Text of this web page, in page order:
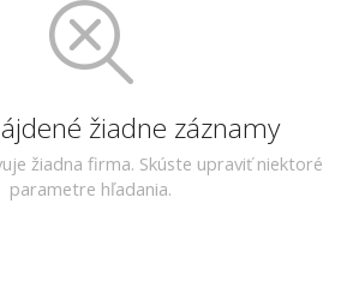
žiadne záznamy
žiadna firma. Skúste upraviť niektoré
parametre hľadania.